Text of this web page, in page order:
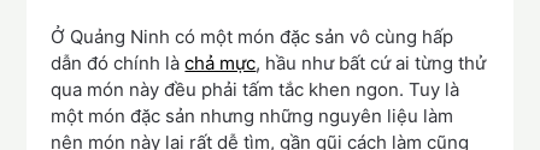
Ở Quảng Ninh có một món đặc sản vô cùng hấp
dẫn đó chính làchả mực, hầu như bất cứ ai từng thử
qua món này đều phải tấm tắc khen ngon. Tuy là
một món đặc sản nhưng những nguyên liệu làm
nên món này lại rất dễ tìm, gần gũi cách làm cũng